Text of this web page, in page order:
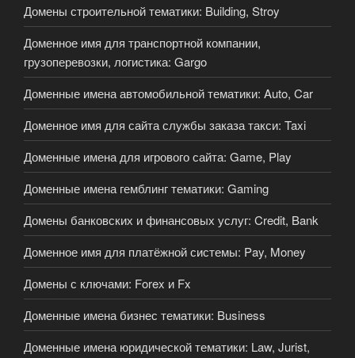
Домены строительной тематики: Building, Stroy
Доменное имя для транспортной компании,
грузоперевозки, логистика: Gargo
Доменные имена автомобильной тематики: Auto, Car
Доменное имя для сайта службы заказа такси: Taxi
Доменные имена для игрового сайта: Game, Play
Доменные имена гемблинг тематики: Gaming
Домены банковских и финансовых услуг: Credit, Bank
Доменное имя для платёжной системы: Pay, Money
Домены с ключами: Forex и Fx
Доменные имена бизнес тематики: Business
Доменные имена юридической тематики: Law, Jurist,